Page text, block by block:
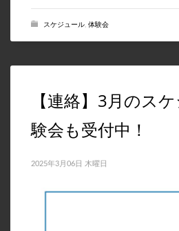
スケジュール, 体験会
【連絡】3月のス
験会も受付中！
2025年3月06日 木曜日